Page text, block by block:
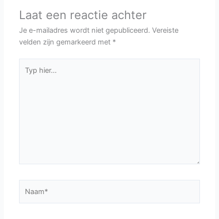
Laat een reactie achter
Je e-mailadres wordt niet gepubliceerd. Vereiste
velden zijn gemarkeerd met *
hier...